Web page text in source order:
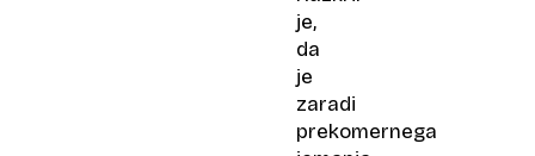
je,
da
je
zaradi
prekomernega